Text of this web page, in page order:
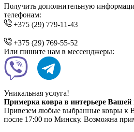
Получить дополнительную
телефонам:
+375 (29) 779-11-43
+375 (29) 769-55-52
Или пишите нам в мессенджеры:
Уникальная услуга!
Примерка ковра в интерьере
Привезем любые выбранные ковры к
после 17:00 по Минску. Возможна